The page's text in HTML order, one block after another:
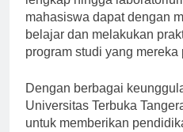
mahasiswa dapat dengan
belajar dan melakukan
program studi yang mereka
Dengan berbagai
Universitas Terbuka
untuk memberikan